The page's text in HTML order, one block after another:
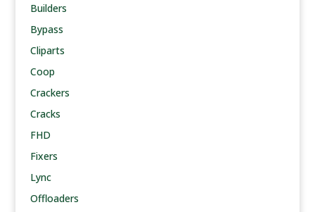
Builders
Bypass
Cliparts
Coop
Crackers
Cracks
FHD
Fixers
Lync
Offloaders